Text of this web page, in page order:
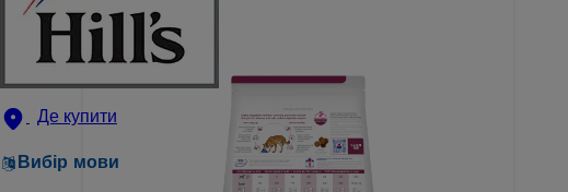
Де купити
Вибір мови